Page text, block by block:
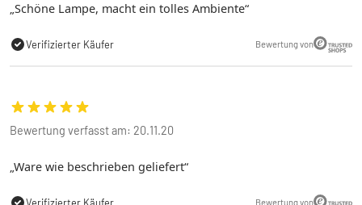
Schöne Lampe, macht ein tolles Ambiente
Verifizierter Käufer Bewertung von
Bewertung verfasst am: 20.11.20
Ware wie beschrieben geliefert
Verifizierter Käufer Bewertung von